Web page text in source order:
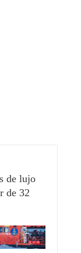
de lujo
de 32